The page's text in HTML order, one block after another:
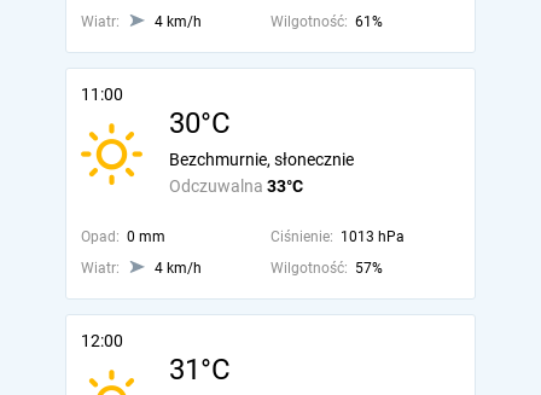
Wiatr:
4 km/h Wilgotność: 61%
11:00
30°C
Odczuwalna 33°C
Bezchmurnie, słonecznie
Opad: 0 mm Ciśnienie: 1013 hPa
Wiatr:
4 km/h Wilgotność: 57%
12:00
31°C